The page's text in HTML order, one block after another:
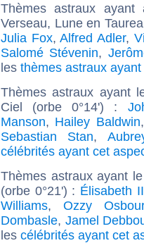
Thèmes astraux
Verseau, Lune en
Julia Fox,Alfred Adler,
Salomé Stévenin,
les thèmes astraux
Thèmes astraux ayant
Ciel (orbe 0°14') :
Manson, Hailey Baldwin
Sebastian Stan,
célébrités ayant cet
Thèmes astraux ayant
(orbe 0°21') : Élisabeth
Williams,Ozzy
Dombasle, Jamel
les célébrités ayant cet